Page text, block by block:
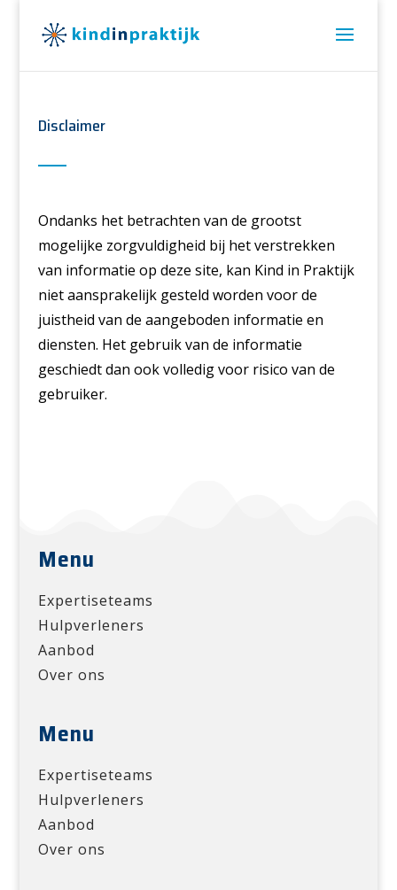
Disclaimer
Ondanks het betrachten van de grootst
mogelijke zorgvuldigheid bij het verstrekken
van informatie op deze site, kan Kind in Praktijk
niet aansprakelijk gesteld worden voor de
juistheid van de aangeboden informatie en
diensten. Het gebruik van de informatie
geschiedt dan ook volledig voor risico van de
gebruiker.
Menu
Expertiseteams
Hulpverleners
Aanbod
Over ons
Menu
Expertiseteams
Hulpverleners
Aanbod
Over ons